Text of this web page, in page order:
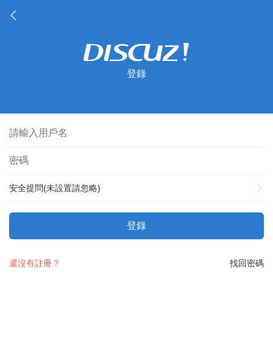
登錄
安全提問(未設置請忽略)
登錄
找回密碼
還沒有註冊？